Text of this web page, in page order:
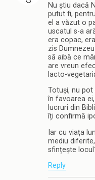
Nu știu dacă
putut fi,
el a văzut o
uscatul s-a
era copac,
zis
să aibă ce
are vreun
lacto-
Totuși, nu
în favoarea
lucruri din
îți confirmă
Iar cu viața
mediu
sfințește
Reply